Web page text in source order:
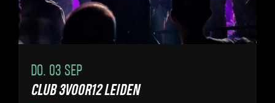
DO. 03 SEP
CLUB 3VOOR12 LEIDEN